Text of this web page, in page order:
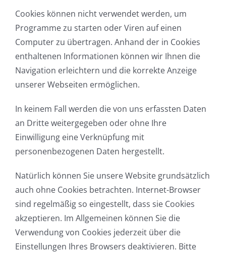
Cookies können nicht verwendet werden, um
Programme zu starten oder Viren auf einen
Computer zu übertragen. Anhand der in Cookies
enthaltenen Informationen können wir Ihnen die
Navigation erleichtern und die korrekte Anzeige
unserer Webseiten ermöglichen.
In keinem Fall werden die von uns erfassten Daten
an Dritte weitergegeben oder ohne Ihre
Einwilligung eine Verknüpfung mit
personenbezogenen Daten hergestellt.
Natürlich können Sie unsere Website grundsätzlich
auch ohne Cookies betrachten. Internet-Browser
sind regelmäßig so eingestellt, dass sie Cookies
akzeptieren. Im Allgemeinen können Sie die
Verwendung von Cookies jederzeit über die
Einstellungen Ihres Browsers deaktivieren. Bitte